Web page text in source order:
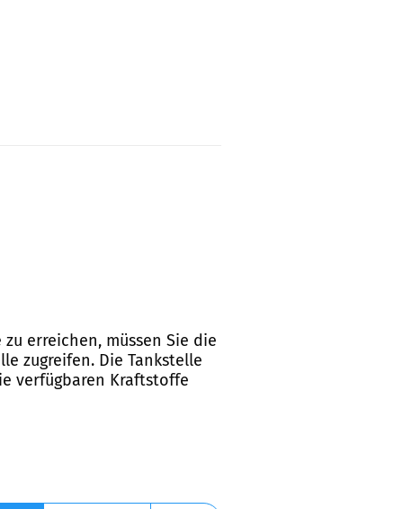
erreichen, müssen Sie die
zugreifen. Die Tankstelle
verfügbaren Kraftstoffe